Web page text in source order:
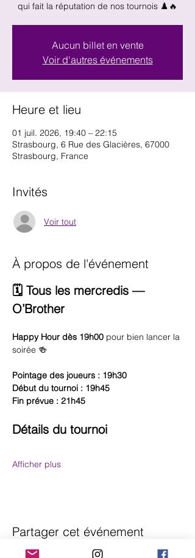
qui fait la réputation de nos tournois ♟️🔥
Aucun billet en vente
Voir d'autres événements
Heure et lieu
01 juil. 2026, 19:40 – 22:15
Strasbourg, 6 Rue des Glacières, 67000
Strasbourg, France
Invités
Voir tout
À propos de l'événement
🗓️ Tous les mercredis —
O’Brother
Happy Hour dès 19h00 pour bien lancer la
soirée 🍻
Pointage des joueurs : 19h30
Début du tournoi : 19h45
Fin prévue : 21h45
Détails du tournoi
Afficher plus
Partager cet événement